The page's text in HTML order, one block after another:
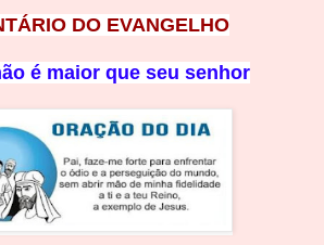
DO EVANGELHO
é maior que seu senhor